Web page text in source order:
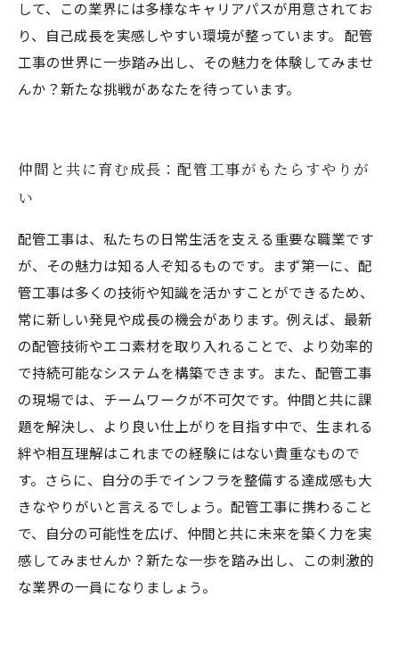
して、この業界には多様なキャリアパスが用意されてお
り、自己成長を実感しやすい環境が整っています。 配管
工事の世界に一歩踏み出し、その魅力を体験してみませ
んか？新たな挑戦があなたを待っています。
仲間と共に育む成長：配管工事がもたらすやりが
い
配管工事は、私たちの日常生活を支える重要な職業です
が、その魅力は知る人ぞ知るものです。まず第一に、配
管工事は多くの技術や知識を活かすことができるため、
常に新しい発見や成長の機会があります。例えば、最新
の配管技術やエコ素材を取り入れることで、より効率的
で持続可能なシステムを構築できます。また、配管工事
の現場では、チームワークが不可欠です。仲間と共に課
題を解決し、より良い仕上がりを目指す中で、生まれる
絆や相互理解はこれまでの経験にはない貴重なもので
す。さらに、自分の手でインフラを整備する達成感も大
きなやりがいと言えるでしょう。配管工事に携わること
で、自分の可能性を広げ、仲間と共に未来を築く力を実
感してみませんか？新たな一歩を踏み出し、この刺激的
な業界の一員になりましょう。